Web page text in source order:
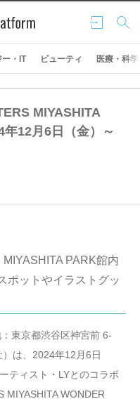
ログ
イン
検索
ー・IT ビューティ 医療・科学
MIYASHITA
12月6日（金）～
PARK館内
ポットやイラストグッ
東京都渋谷区神宮前 6-
は、2024年12月6日
ティスト・LYとのコラボ
MIYASHITA WONDER